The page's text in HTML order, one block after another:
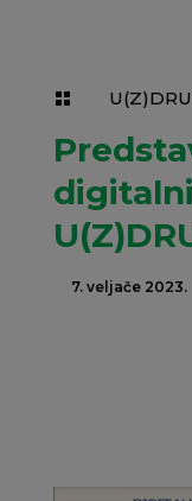

7. veljače 2023.